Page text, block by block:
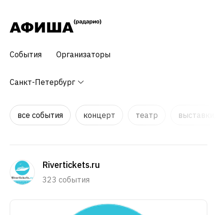
События Организаторы
Санкт-Петербург
все события концерт театр
Rivertickets.ru
323 события